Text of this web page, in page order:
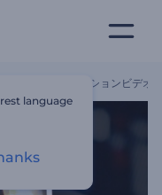
ミングのプロモーションビデオ
language